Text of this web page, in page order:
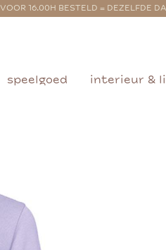
16.00H BESTELD = DEZELFDE
speelgoed interieur &